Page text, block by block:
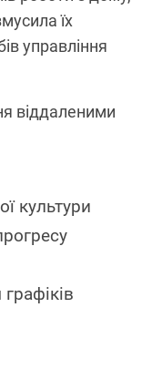
їх
управління
віддаленими
культури